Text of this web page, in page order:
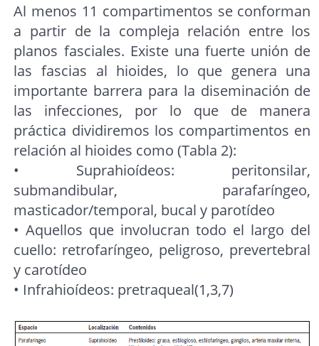
Al menos 11 compartimentos se conforman
a partir de la compleja relación entre los
planos fasciales. Existe una fuerte unión de
las fascias al hioides, lo que genera una
importante barrera para la diseminación de
las infecciones, por lo que de manera
práctica dividiremos los compartimentos en
relación al hioides como (Tabla 2):
• Suprahioídeos: peritonsilar,
submandibular, parafaríngeo,
masticador/temporal, bucal y parotídeo
• Aquellos que involucran todo el largo del
cuello: retrofaríngeo, peligroso, prevertebral
y carotídeo
• Infrahioídeos: pretraqueal(1,3,7)